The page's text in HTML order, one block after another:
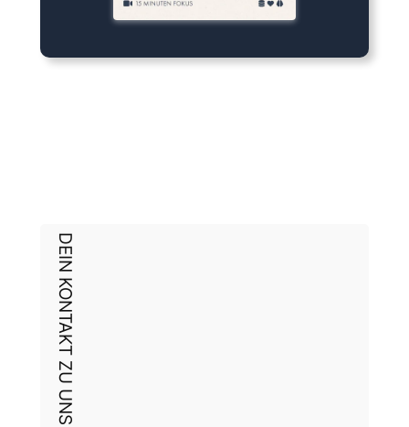
DEIN KONTAKT ZU UNS